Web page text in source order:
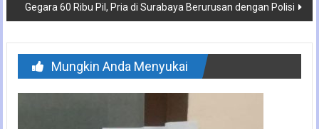
Gegara 60 Ribu Pil, Pria di Surabaya Berurusan dengan Polisi
Mungkin Anda Menyukai